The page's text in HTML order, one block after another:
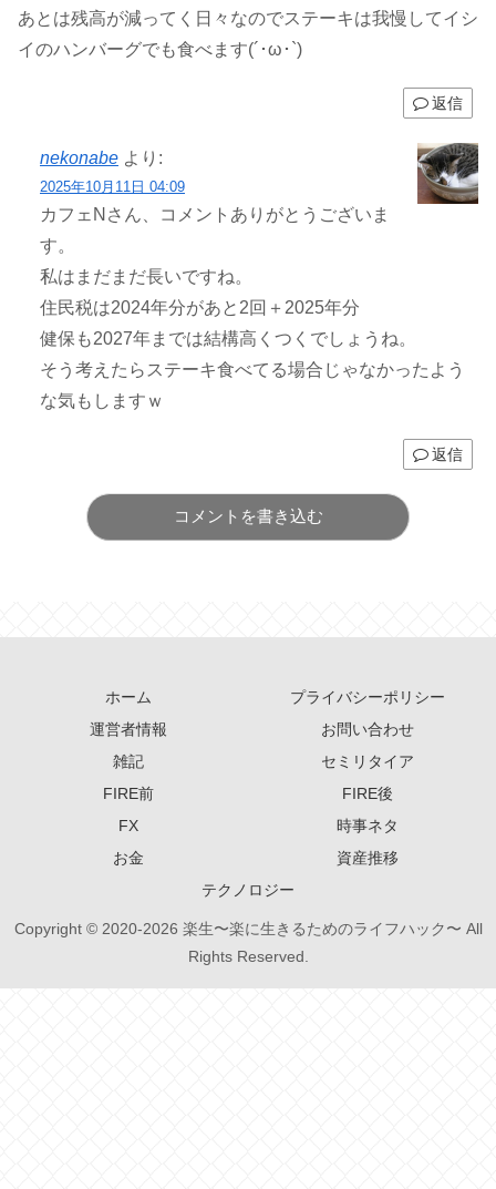
あとは残高が減ってく日々なのでステーキは我慢してイシ
イのハンバーグでも食べます(´･ω･`)
返信
nekonabe より:
2025年10月11日 04:09
カフェNさん、コメントありがとうございま
す。
私はまだまだ長いですね。
住民税は2024年分があと2回＋2025年分
健保も2027年までは結構高くつくでしょうね。
そう考えたらステーキ食べてる場合じゃなかったよう
な気もしますｗ
返信
コメントを書き込む
ホーム
プライバシーポリシー
運営者情報
お問い合わせ
雑記
セミリタイア
FIRE前
FIRE後
FX
時事ネタ
お金
資産推移
テクノロジー
Copyright © 2020-2026 楽生〜楽に生きるためのライフハック〜 All
Rights Reserved.